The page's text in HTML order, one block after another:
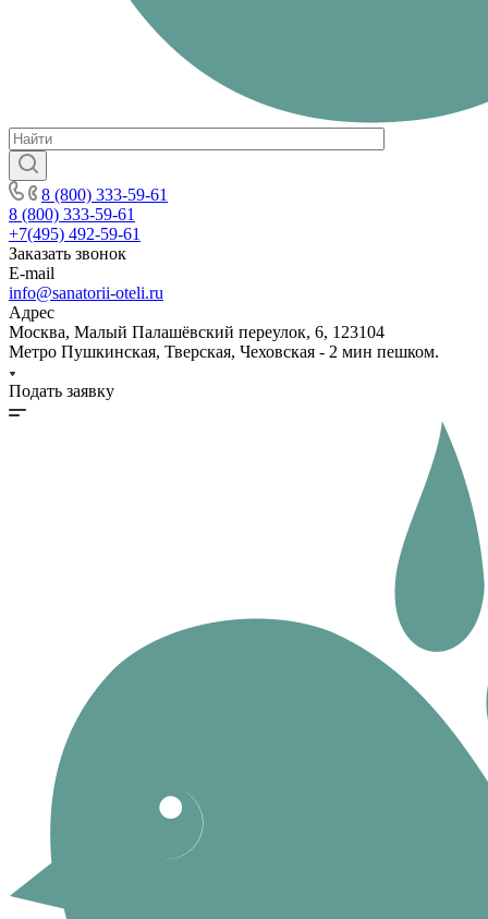
8 (800) 333-59-61
8 (800) 333-59-61
+7(495) 492-59-61
Заказать звонок
E-mail
info@sanatorii-oteli.ru
Адрес
Москва, Малый Палашёвский переулок, 6, 123104
Метро Пушкинская, Тверская, Чеховская - 2 мин пешком.
Подать заявку